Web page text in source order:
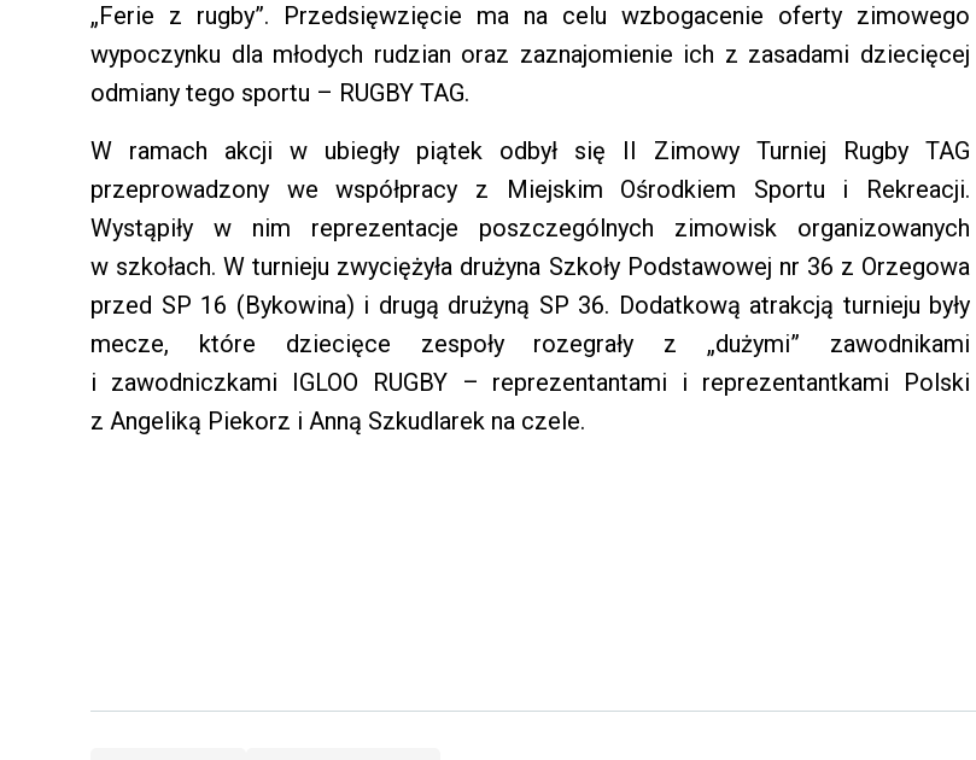
„Ferie z rugby”. Przedsięwzięcie ma na celu wzbogacenie oferty zimowego
wypoczynku dla młodych rudzian oraz zaznajomienie ich z zasadami dziecięcej
odmiany tego sportu – RUGBY TAG.
W ramach akcji w ubiegły piątek odbył się II Zimowy Turniej Rugby TAG
przeprowadzony we współpracy z Miejskim Ośrodkiem Sportu i Rekreacji.
Wystąpiły w nim reprezentacje poszczególnych zimowisk organizowanych
w szkołach. W turnieju zwyciężyła drużyna Szkoły Podstawowej nr 36 z Orzegowa
przed SP 16 (Bykowina) i drugą drużyną SP 36. Dodatkową atrakcją turnieju były
mecze, które dziecięce zespoły rozegrały z „dużymi” zawodnikami
i zawodniczkami IGLOO RUGBY – reprezentantami i reprezentantkami Polski
z Angeliką Piekorz i Anną Szkudlarek na czele.